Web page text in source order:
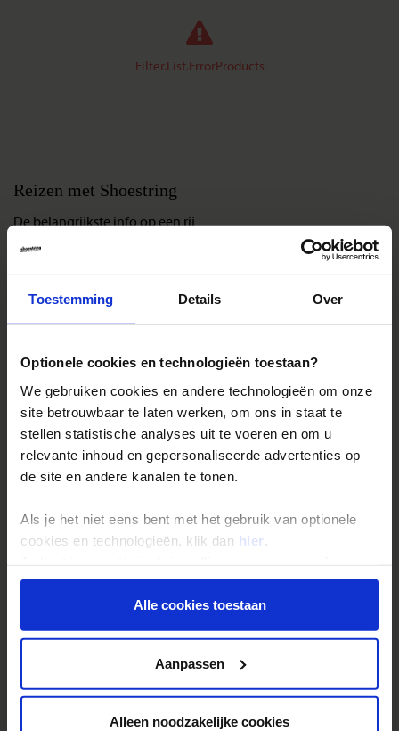
Toestemming Details Over
Optionele cookies en technologieën toestaan?
We gebruiken cookies en andere technologieën om onze
site betrouwbaar te laten werken, om ons in staat te
stellen statistische analyses uit te voeren en om u
relevante inhoud en gepersonaliseerde advertenties op
de site en andere kanalen te tonen.
Als je het niet eens bent met het gebruik van optionele
cookies en technologieën, klik dan hier
onder aan de pagina op elk gewenst moment voor de
toekomst wijzigen.Alle cookies toestaan
Aanpassen
Alleen noodzakelijke cookies
Filter.List.ErrorProducts
Reizen met Shoestring
De belangrijkste info op een rij
Bestemmingen
Duurzaam reizen
Reis- en annuleringsvoorwaarden
Inloggen op mijn.Shoestring
Reisthema's
Groepsreizen
Single reizen
Gegarandeerde reizen
Over Shoestring
Privacybeleid
Cookies instellingen